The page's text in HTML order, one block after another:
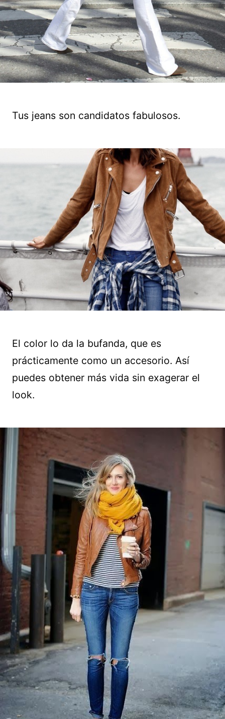
Tus jeans son candidatos fabulosos.
El color lo da la bufanda, que es
prácticamente como un accesorio. Así
puedes obtener más vida sin exagerar el
look.